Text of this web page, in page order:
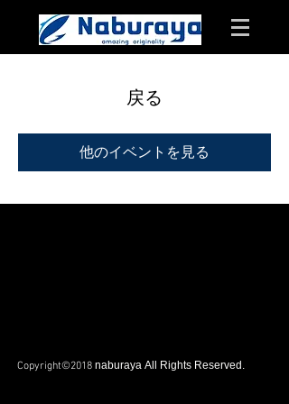
戻る
他のイベントを見る
Copyright©2018 naburaya All Rights Reserved.